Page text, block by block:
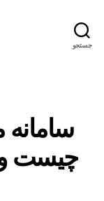
جستجو
سامانه
چیست و